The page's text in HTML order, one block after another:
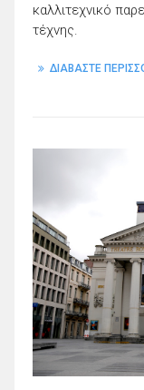
καλλιτεχνικό
τέχνης.
ΔΙΑΒΑΣΤΕ